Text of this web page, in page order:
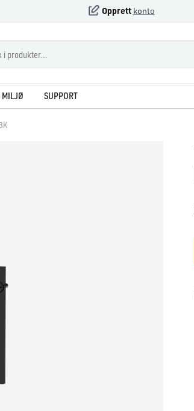
Opprett konto
MILJØ SUPPORT